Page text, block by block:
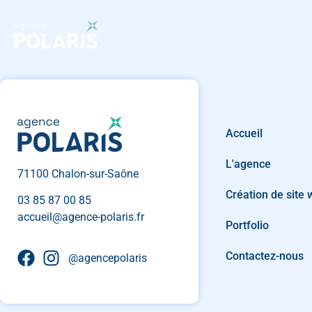
71100 Chalon-sur-Saône
03 85 87 00 85
accueil@agence-polaris.fr
@agencepolaris
Accueil
L'agence
Création de site
Portfolio
Contactez-nous